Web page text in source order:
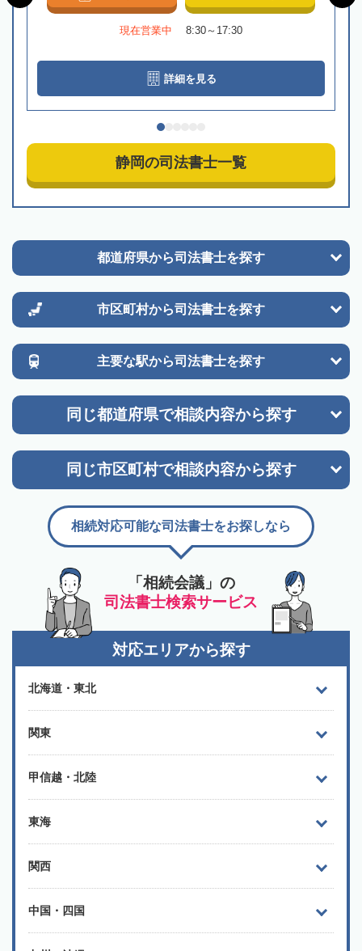
現在営業中 8:30～17:30
詳細を見る
静岡の司法書士一覧
都道府県から司法書士を探す
市区町村から司法書士を探す
主要な駅から司法書士を探す
同じ都道府県で相談内容から探す
同じ市区町村で相談内容から探す
「相続会議」の
司法書士検索サービス
相続対応可能な司法書士をお探しなら
対応エリアから探す
北海道・東北
関東
甲信越・北陸
東海
関西
中国・四国